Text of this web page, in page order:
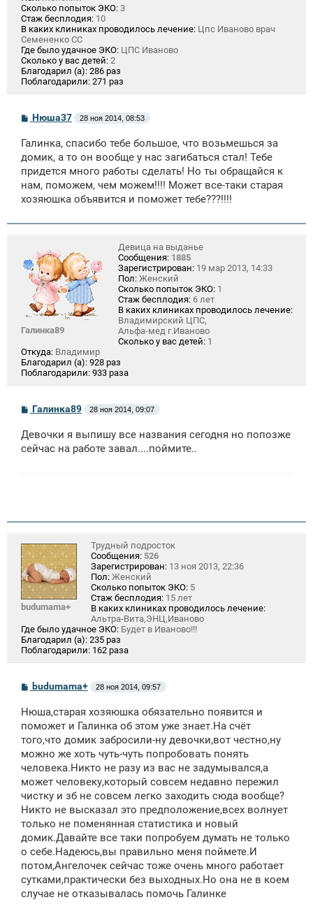
Сколько попыток ЭКО: 3
Стаж бесплодия: 10
В каких клиниках проводилось лечение: Цпс Иваново врач
Семененко СС
Где было удачное ЭКО: ЦПС Иваново
Сколько у вас детей: 2
Благодарил (а): 286 раз
Поблагодарили: 271 раз
С
б
щ
н
и
Нюша37 28 ноя 2014, 08:53
Галинка, спасибо тебе большое, что возьмешься за
домик, а то он вообще у нас загибаться стал! Тебе
придется много работы сделать! Но ты обращайся к
нам, поможем, чем можем!!!! Может все-таки старая
хозяюшка объявится и поможет тебе???!!!!
Галинка89
Девица на выданье
Сообщения: 1885
Зарегистрирован: 19 мар 2013, 14:33
Пол: Женский
Сколько попыток ЭКО: 1
Стаж бесплодия: 6 лет
В каких клиниках проводилось лечение:
Владимирский ЦПС,
Альфа-мед г.Иваново
Сколько у вас детей: 1
Откуда: Владимир
Благодарил (а): 928 раз
Поблагодарили: 933 раза
С
б
щ
Галинка89 28 ноя 2014, 09:07
Девочки я выпишу все названия сегодня но попозже
сейчас на работе завал....поймите..
budumama+
Трудный подросток
Сообщения: 526
Зарегистрирован: 13 ноя 2013, 22:36
Пол: Женский
Сколько попыток ЭКО: 5
Стаж бесплодия: 15 лет
В каких клиниках проводилось лечение:
Альтра-Вита,ЭНЦ,Иваново
Где было удачное ЭКО: Будет в Иваново!!!
Благодарил (а): 235 раз
Поблагодарили: 162 раза
С
б
щ
н
и
budumama+ 28 ноя 2014, 09:57
Нюша,старая хозяюшка обязательно появится и
поможет и Галинка об этом уже знает.На счёт
того,что домик забросили-ну девочки,вот честно,ну
можно же хоть чуть-чуть попробовать понять
человека.Никто не разу из вас не задумывался,а
может человеку,который совсем недавно пережил
чистку и зб не совсем легко заходить сюда вообще?
Никто не высказал это предположение,всех волнует
только не поменянная статистика и новый
домик.Давайте все таки попробуем думать не только
о себе.Надеюсь,вы правильно меня поймете.И
потом,Ангелочек сейчас тоже очень много работает
сутками,практически без выходных.Но она не в коем
случае не отказывалась помочь Галинке